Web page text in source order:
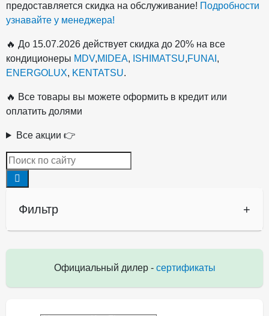
предоставляется скидка на обслуживание! Подробности
узнавайте у менеджера!
🔥 До 15.07.2026 действует скидка до 20% на все
кондиционеры MDV,MIDEA, ISHIMATSU,FUNAI ,
ENERGOLUX, KENTATSU.
🔥 Все товары вы можете оформить в кредит или
оплатить долями
Все акции 👉
Фильтр +
Официальный дилер - сертификаты